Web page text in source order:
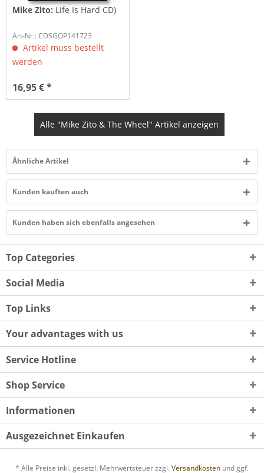
Mike Zito: Life Is Hard CD)
Art-Nr.: CDSGOP141723
Artikel muss bestellt
werden
16,95 € *
Alle "Mike Zito & The Wheel" Artikel anzeigen
Ähnliche Artikel
Kunden kauften auch
Kunden haben sich ebenfalls angesehen
Top Categories
Social Media
Top Links
Your advantages with us
Service Hotline
Shop Service
Informationen
Ausgezeichnet Einkaufen
* Alle Preise inkl. gesetzl. Mehrwertsteuer zzgl. Versandkosten und ggf.